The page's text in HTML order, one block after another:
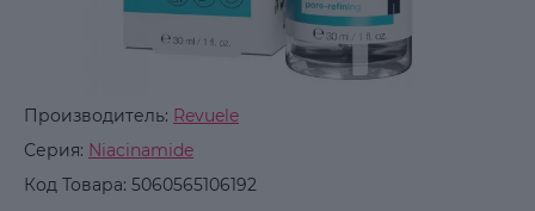
Производитель: Revuele
Серия: Niacinamide
Код Товара: 5060565106192